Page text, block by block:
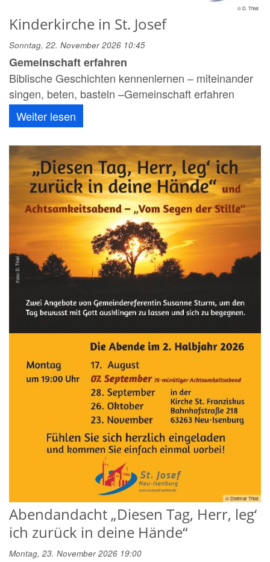
© D. Thiel
Kinderkirche in St. Josef
Sonntag, 22. November 2026 10:45
Gemeinschaft erfahren
Biblische Geschichten kennenlernen – miteinander
singen, beten, basteln –Gemeinschaft erfahren
Weiter lesen
© Dietmar Thiel
Abendandacht „Diesen Tag, Herr, leg‘
ich zurück in deine Hände“
Montag, 23. November 2026 19:00